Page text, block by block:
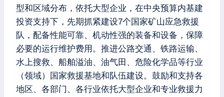
型和区域分布，依托大型企业，在中央预算内基建
投资支持下，先期抓紧建设7个国家矿山应急救援
队，配备性能可靠、机动性强的装备和设备，保障
必要的运行维护费用。推进公路交通、铁路运输、
水上搜救、船舶溢油、油气田、危险化学品等行业
（领域）国家救援基地和队伍建设。鼓励和支持各
地区、各部门、各行业依托大型企业和专业救援力